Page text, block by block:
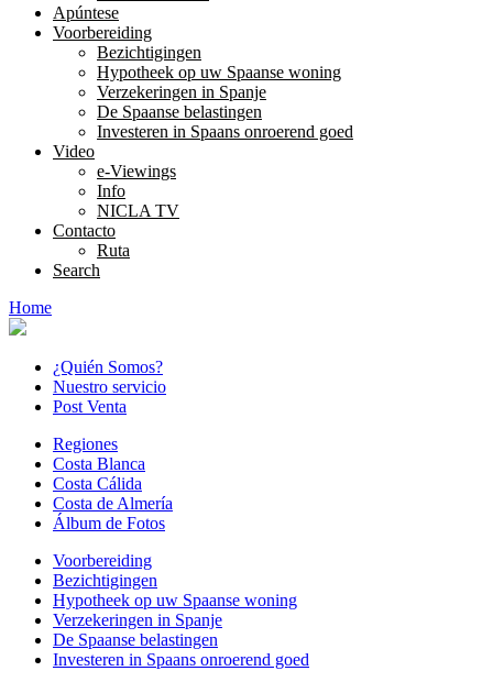
Apúntese
Voorbereiding
Bezichtigingen
Hypotheek op uw Spaanse woning
Verzekeringen in Spanje
De Spaanse belastingen
Investeren in Spaans onroerend goed
Video
e-Viewings
Info
NICLA TV
Contacto
Ruta
Search
Home
¿Quién Somos?
Nuestro servicio
Post Venta
Regiones
Costa Blanca
Costa Cálida
Costa de Almería
Álbum de Fotos
Voorbereiding
Bezichtigingen
Hypotheek op uw Spaanse woning
Verzekeringen in Spanje
De Spaanse belastingen
Investeren in Spaans onroerend goed